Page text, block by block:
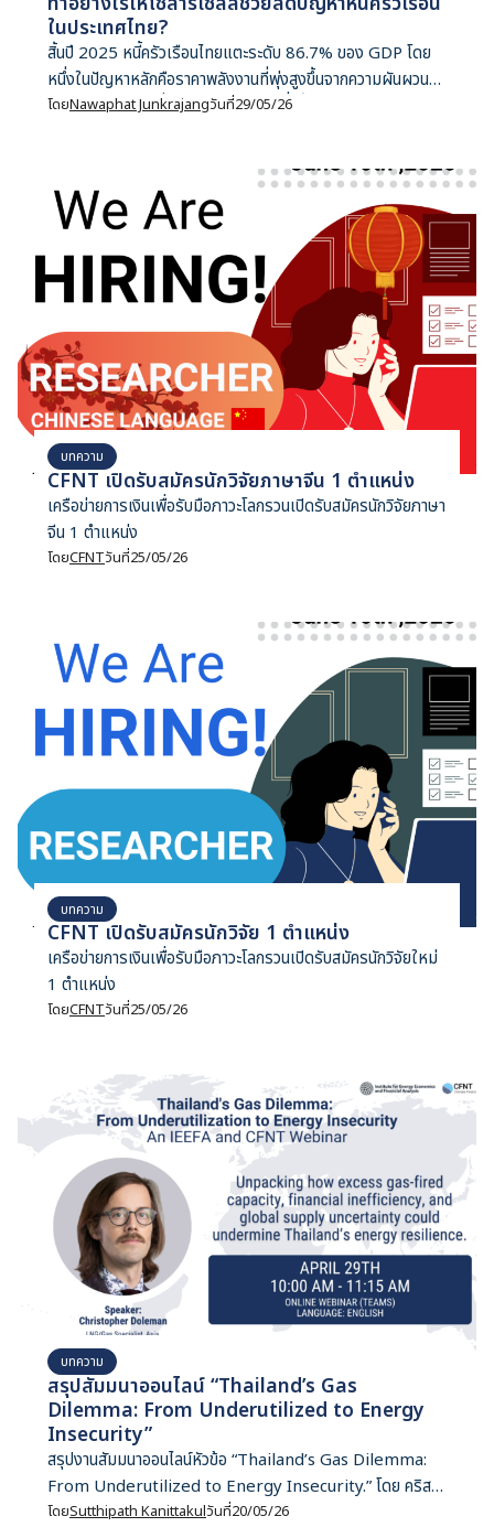
ในประเทศไทย?
สิ้นปี 2025 หนี้ครัวเรือนไทยแตะระดับ 86.7% ของ GDP โดย
หนึ่งในปัญหาหลักคือราคาพลังงานที่พุ่งสูงขึ้นจากความผันผวน
ของราคาก๊าซโลก ซึ่งทำให้ค่าครองชีพพุ่่งขึ้นเป็นเงาตามตัว นว
ประเทศ
โดยNawaphat Junkrajangวันที่29/05/26
บทความ
CFNT เปิดรับสมัครนักวิจัยภาษาจีน 1 ตำแหน่ง
เครือข่ายการเงินเพื่อรับมือภาวะโลกรวนเปิดรับสมัครนักวิจัยภาษา
จีน 1 ตำแหน่ง
โดยCFNTวันที่25/05/26
บทความ
CFNT เปิดรับสมัครนักวิจัย 1 ตำแหน่ง
เครือข่ายการเงินเพื่อรับมือภาวะโลกรวนเปิดรับสมัครนักวิจัยใหม่
1 ตำแหน่ง
โดยCFNTวันที่25/05/26
บทความ
สรุปสัมมนาออนไลน์ “Thailand’s Gas
Dilemma: From Underutilized to Energy
Insecurity”
สรุปงานสัมมนาออนไลน์หัวข้อ “Thailand’s Gas Dilemma:
From Underutilized to Energy Insecurity.” โดย คริสโต
เฟอร์ โดลมัน (Christopher Doleman) นักวิจัยจาก IEEFA
โดยSutthipath Kanittakulวันที่20/05/26